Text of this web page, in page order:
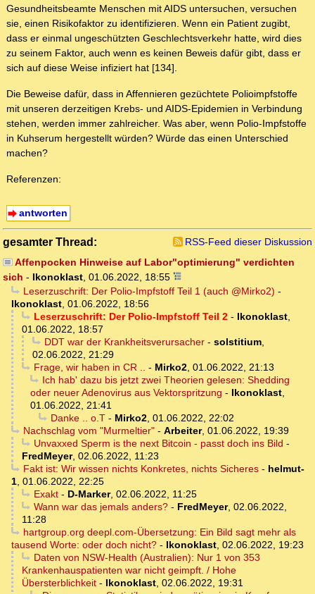
Gesundheitsbeamte Menschen mit AIDS untersuchen, versuchen
sie, einen Risikofaktor zu identifizieren. Wenn ein Patient zugibt,
dass er einmal ungeschützten Geschlechtsverkehr hatte, wird dies
zu seinem Faktor, auch wenn es keinen Beweis dafür gibt, dass er
sich auf diese Weise infiziert hat [134].
Die Beweise dafür, dass in Affennieren gezüchtete Polioimpfstoffe
mit unseren derzeitigen Krebs- und AIDS-Epidemien in Verbindung
stehen, werden immer zahlreicher. Was aber, wenn Polio-Impfstoffe
in Kuhserum hergestellt würden? Würde das einen Unterschied
machen?
Referenzen:
antworten
gesamter Thread:
RSS-Feed dieser Diskussion
Affenpocken Hinweise auf Labor"optimierung" verdichten
sich - Ikonoklast, 01.06.2022, 18:55
Leserzuschrift: Der Polio-Impfstoff Teil 1 (auch @Mirko2) -
Ikonoklast, 01.06.2022, 18:56
Leserzuschrift: Der Polio-Impfstoff Teil 2- Ikonoklast,
01.06.2022, 18:57
DDT war der Krankheitsverursacher- solstitium,
02.06.2022, 21:29
Frage, wir haben in CR .. - Mirko2, 01.06.2022, 21:13
Ich hab' dazu bis jetzt zwei Theorien gelesen: Shedding
oder neuer Adenovirus aus Vektorspritzung - Ikonoklast,
01.06.2022, 21:41
Danke .. o.T- Mirko2, 01.06.2022, 22:02
Nachschlag vom "Murmeltier"- Arbeiter, 01.06.2022, 19:39
Unvaxxed Sperm is the next Bitcoin - passt doch ins Bild -
FredMeyer, 02.06.2022, 11:23
Fakt ist: Wir wissen nichts Konkretes, nichts Sicheres- helmut-
1, 01.06.2022, 22:25
Exakt- D-Marker, 02.06.2022, 11:25
Wann war das jemals anders?- FredMeyer, 02.06.2022,
11:28
hartgroup.org deepl.com-Übersetzung: Ein Bild sagt mehr als
tausend Worte: oder doch nicht? - Ikonoklast, 02.06.2022, 19:23
Daten von NSW-Health (Australien): Nur 1 von 353
Krankenhauspatienten war nicht geimpft. / Hohe
Übersterblichkeit - Ikonoklast, 02.06.2022, 19:31